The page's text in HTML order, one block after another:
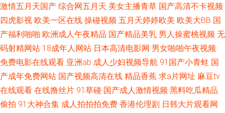
类海角 青青草久久网中文 五月天激情人体 91传媒在线 wwwAV网站址 国产
视频观看网站 另类av性爱 日韩欧美wwww 亚洲色图导航 97超碰无码 国产观
都市色网 欧美操人 深夜释放 91福利区 操逼AV色 黄射网站 欧美曰逼 五月天
激情五月天国产 综合网五月天 美女主播青草 国产高清不卡视频
四虎影视 欧美一区在线 操碰视频 五月天婷婷欧美 欧美大BB 国
产福利啪啪 欧洲成人午夜精品 国产精品美乳 男人操蜜桃视频 无
码射精网站 18成年人网站 日本高清电影网 男女啪啪午夜视频
免费电影在线观看 亚洲ab 成人少妇视频导航 91国产小青蛙 国
产成年免费网站 国产视频高清在线 精品香蕉 求a片网址 麻豆tv
在线观看 在线撸丝片 91草碰 国产成人激情视频 黑料吃瓜精品
偷拍 91大神合集 成人拍拍拍免费 香港伦理剧 日韩大片观看网